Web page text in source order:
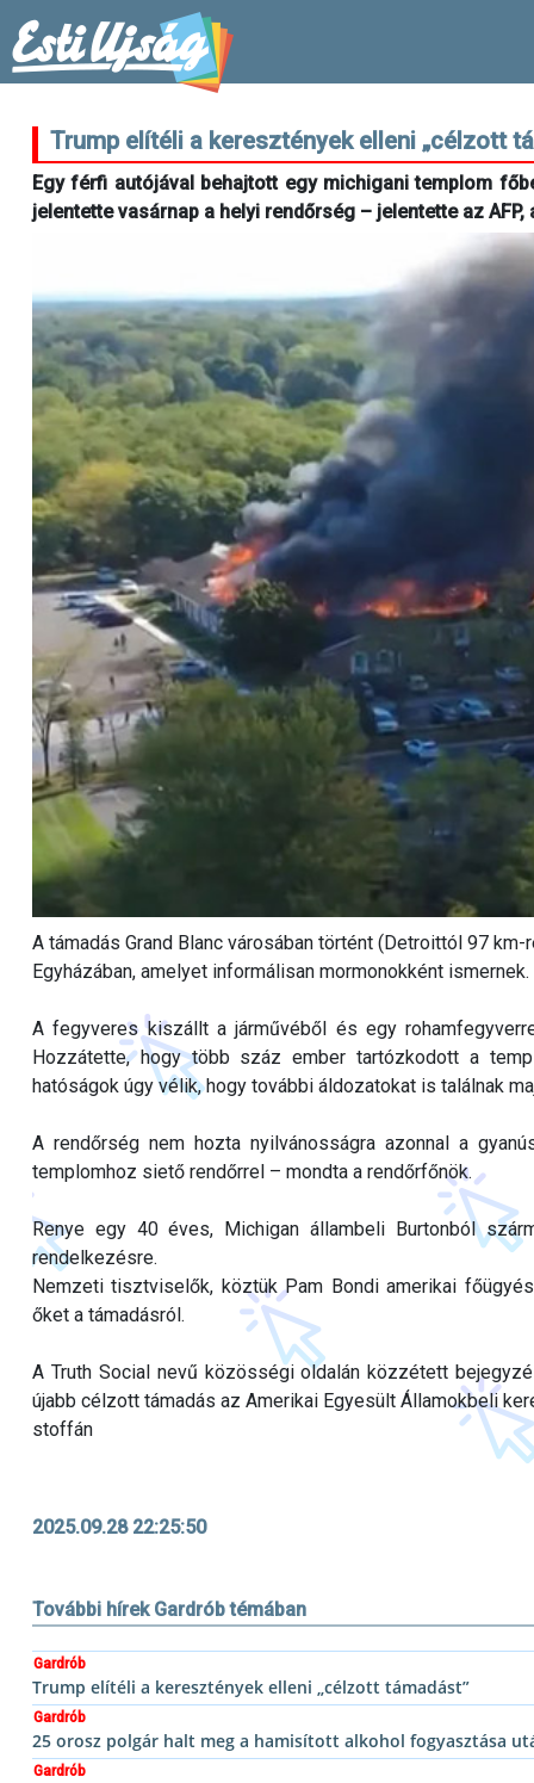
Trump elítéli a keresztények elleni „célzott
Egy férfi autójával behajtott egy michigani templom
jelentette vasárnap a helyi rendőrség – jelentette az
A támadás Grand Blanc városában történt (Detroittól 97
Egyházában, amelyet informálisan mormonokként ismernek.
A fegyveres kiszállt a járművéből és egy
Hozzátette, hogy több száz ember tartózkodott a
hatóságok úgy vélik, hogy további áldozatokat is találnak
A rendőrség nem hozta nyilvánosságra azonnal a
templomhoz siető rendőrrel – mondta a rendőrfőnök.
Renye egy 40 éves, Michigan állambeli Burtonból
rendelkezésre.
Nemzeti tisztviselők, köztük Pam Bondi amerikai
őket a támadásról.
A Truth Social nevű közösségi oldalán közzétett
újabb célzott támadás az Amerikai Egyesült Államokbeli
stoffán
2025.09.28 22:25:50
További hírek Gardrób témában
Gardrób
Trump elítéli a keresztények elleni „célzott támadást”
Gardrób
25 orosz polgár halt meg a hamisított alkohol fogyasztása
Gardrób